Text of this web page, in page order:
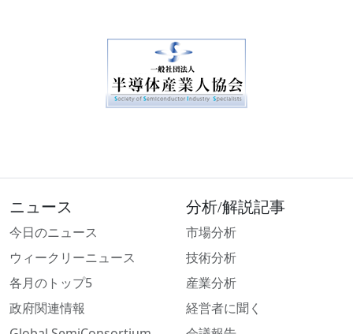
ニュース
今日のニュース
ウィークリーニュース
各月のトップ5
政府関連情報
分析/解説記事
市場分析
技術分析
産業分析
経営者に聞く